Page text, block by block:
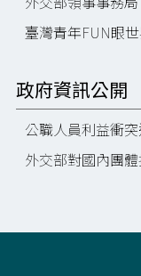
臺灣青年FUN眼
政府資訊公開
公職人員利益衝
外交部對國內團